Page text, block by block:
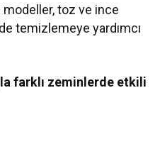
toz ve ince
temizlemeye yardımcı
farklı zeminlerde etkili